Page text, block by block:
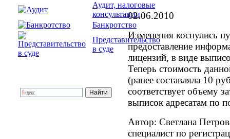
Аудит, налоговые
консультации
Банкротство
Представительство
в суде
02.06.2010
Изменения коснулись
предоставление
лицензий, в виде
Теперь стоимость
(ранее составляла 10
соответствует объему
выписок адресатам по
Автор: Светлана
специалист по